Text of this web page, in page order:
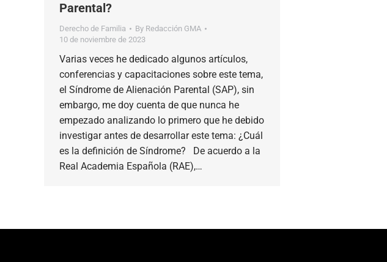
Parental?
Derecho de Familia By Redacción GMA
10 de noviembre de 2023
Varias veces he dedicado algunos artículos,
conferencias y capacitaciones sobre este tema,
el Síndrome de Alienación Parental (SAP), sin
embargo, me doy cuenta de que nunca he
empezado analizando lo primero que he debido
investigar antes de desarrollar este tema: ¿Cuál
es la definición de Síndrome? De acuerdo a la
Real Academia Española (RAE),…